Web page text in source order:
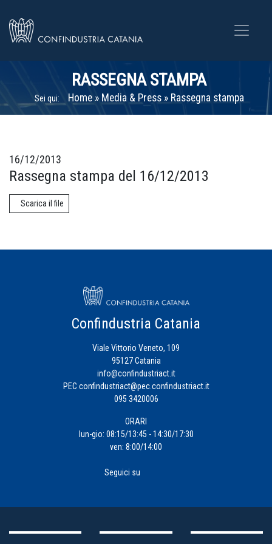
RASSEGNA STAMPA
Sei qui: Home» Media & Press» Rassegna stampa
16/12/2013
Rassegna stampa del 16/12/2013
Scarica il file
Confindustria Catania
Viale Vittorio Veneto, 109
95127 Catania
info@confindustriact.it
PEC confindustriact@pec.confindustriact.it
095 3420006
ORARI
lun-gio: 08:15/13:45 - 14:30/17:30
ven: 8:00/14:00
Seguici su